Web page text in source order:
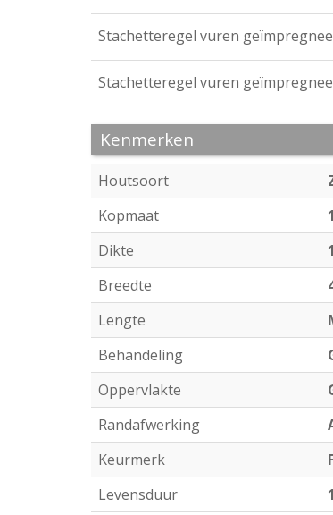
Stachetteregel vuren
Stachetteregel vuren
Kenmerken
Houtsoort
Kopmaat
Dikte
Breedte
Lengte
Behandeling
Oppervlakte
Randafwerking
Keurmerk
Levensduur